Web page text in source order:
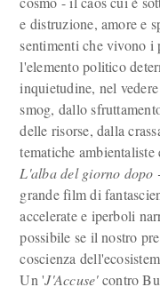
e distruzione, amore e
sentimenti che vivono
l'elemento politico
inquietudine, nel
smog, dallo
delle risorse, dalla
tematiche ambientaliste
L'alba del giorno dopo
grande film di
accelerate e iperboli
possibile se il nostro
coscienza
Un 'J'Accuse'contro